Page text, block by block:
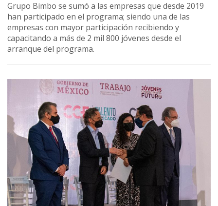
Grupo Bimbo se sumó a las empresas que desde 2019
han participado en el programa; siendo una de las
empresas con mayor participación recibiendo y
capacitando a más de 2 mil 800 jóvenes desde el
arranque del programa.